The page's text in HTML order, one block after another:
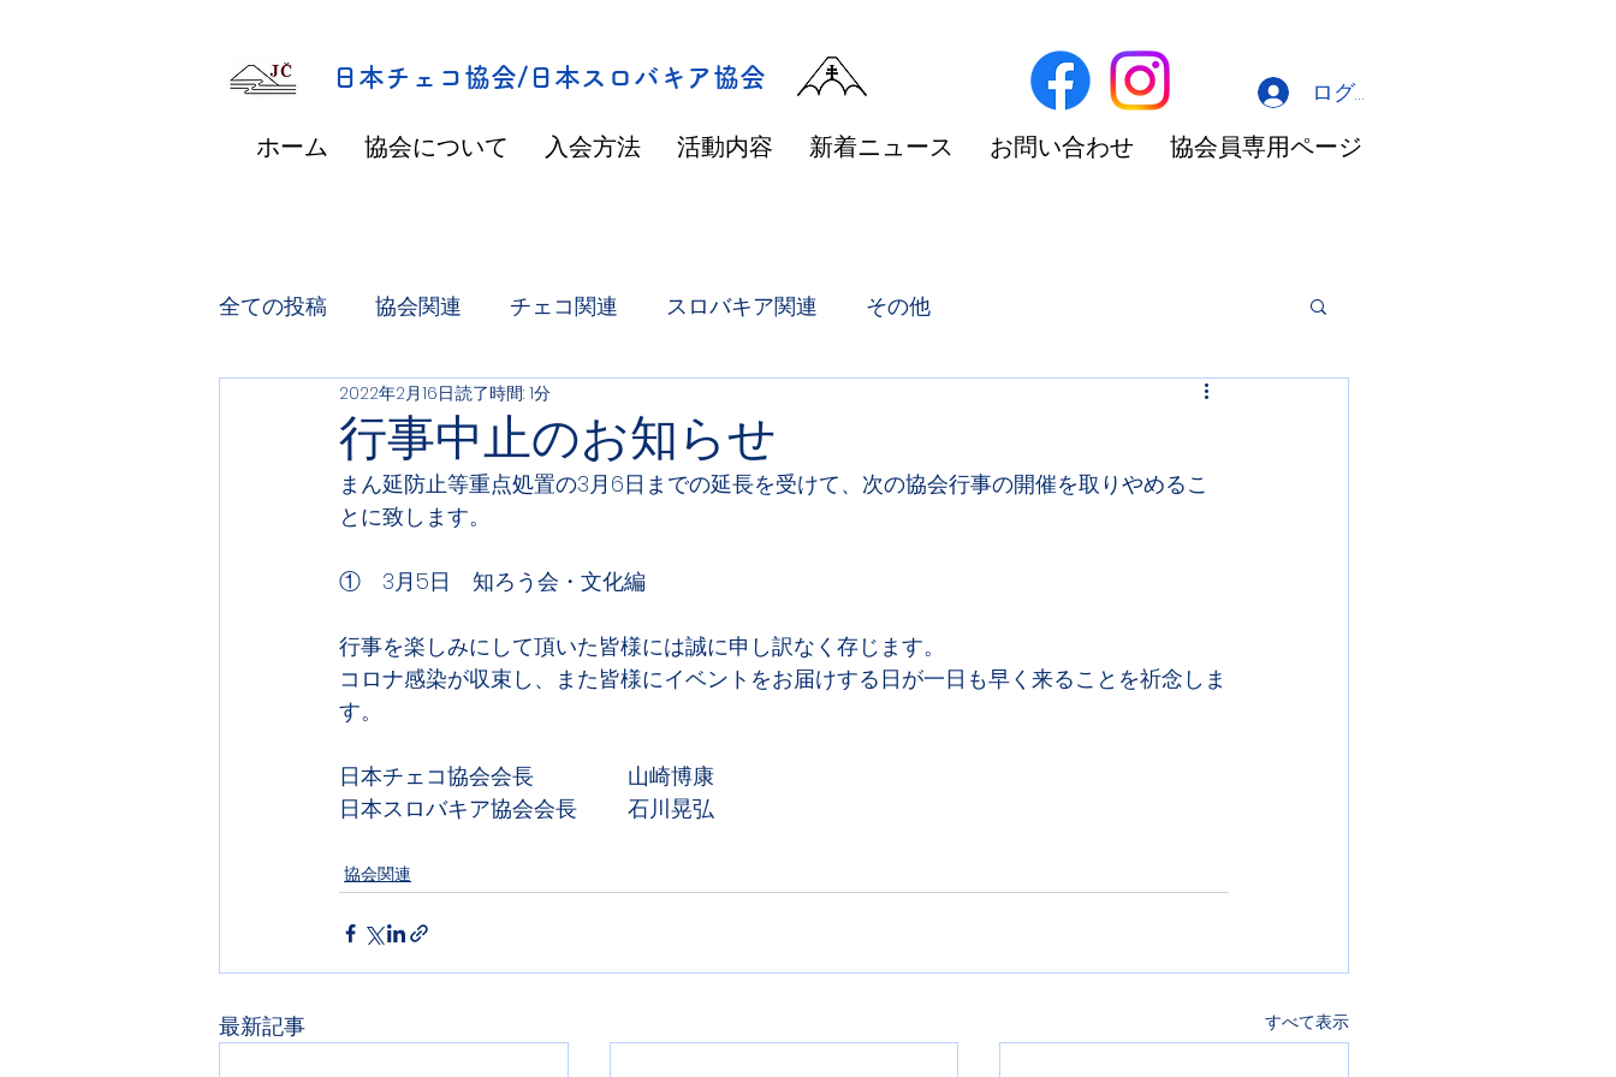
​日本チェコ協会/日本スロバキア協会
ホーム 協会について 入会方法 活動内容 新着ニュース お問い合わせ 協会員専用ページ
ログイン
全ての投稿 協会関連 チェコ関連 スロバキア関連 その他
行事中止のお知らせ
2022年2月16日読了時間: 1分
まん延防止等重点処置の3月6日までの延長を受けて、次の協会行事の開催を取りやめるこ
とに致します。
①　3月5日　知ろう会・文化編
行事を楽しみにして頂いた皆様には誠に申し訳なく存じます。
コロナ感染が収束し、また皆様にイベントをお届けする日が一日も早く来ることを祈念しま
す。
日本チェコ協会会長　		山崎博康
日本スロバキア協会会長	石川晃弘
協会関連
最新記事 すべて表示